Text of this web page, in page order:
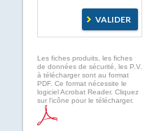
Les fiches produits, les fiches
de données de sécurité, les P.V.
à télécharger sont au format
PDF. Ce format nécessite le
logiciel Acrobat Reader. Cliquez
sur l'icône pour le télécharger.